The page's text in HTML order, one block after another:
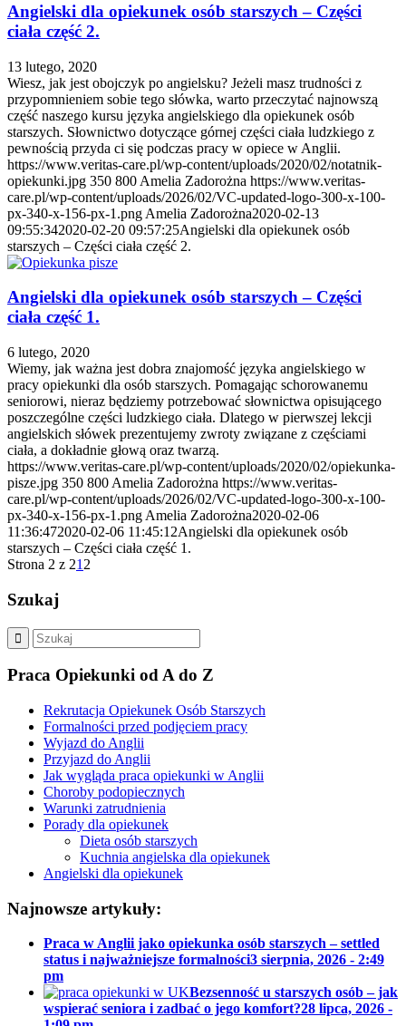
Angielski dla opiekunek osób starszych – Części
ciała część 2.
13 lutego, 2020
Wiesz, jak jest obojczyk po angielsku? Jeżeli masz trudności z
przypomnieniem sobie tego słówka, warto przeczytać najnowszą
część naszego kursu języka angielskiego dla opiekunek osób
starszych. Słownictwo dotyczące górnej części ciała ludzkiego z
pewnością przyda ci się podczas pracy w opiece w Anglii.
https://www.veritas-care.pl/wp-content/uploads/2020/02/notatnik-
opiekunki.jpg 350 800 Amelia Zadorożna https://www.veritas-
care.pl/wp-content/uploads/2026/02/VC-updated-logo-300-x-100-
px-340-x-156-px-1.png Amelia Zadorożna2020-02-13
09:55:342020-02-20 09:57:25Angielski dla opiekunek osób
starszych – Części ciała część 2.
Angielski dla opiekunek osób starszych – Części
ciała część 1.
6 lutego, 2020
Wiemy, jak ważna jest dobra znajomość języka angielskiego w
pracy opiekunki dla osób starszych. Pomagając schorowanemu
seniorowi, nieraz będziemy potrzebować słownictwa opisującego
poszczególne części ludzkiego ciała. Dlatego w pierwszej lekcji
angielskich słówek prezentujemy zwroty związane z częściami
ciała, a dokładnie głową oraz twarzą.
https://www.veritas-care.pl/wp-content/uploads/2020/02/opiekunka-
pisze.jpg 350 800 Amelia Zadorożna https://www.veritas-
care.pl/wp-content/uploads/2026/02/VC-updated-logo-300-x-100-
px-340-x-156-px-1.png Amelia Zadorożna2020-02-06
11:36:472020-02-06 11:45:12Angielski dla opiekunek osób
starszych – Części ciała część 1.
Strona 2 z 21 2
Szukaj
Praca Opiekunki od A do Z
Rekrutacja Opiekunek Osób Starszych
Formalności przed podjęciem pracy
Wyjazd do Anglii
Przyjazd do Anglii
Jak wygląda praca opiekunki w Anglii
Choroby podopiecznych
Warunki zatrudnienia
Porady dla opiekunek
Dieta osób starszych
Kuchnia angielska dla opiekunek
Angielski dla opiekunek
Najnowsze artykuły:
Praca w Anglii jako opiekunka osób starszych – settled
status i najważniejsze formalności3 sierpnia, 2026 - 2:49
pm
Bezsenność u starszych osób – jak
wspierać seniora i zadbać o jego komfort?28 lipca, 2026 -